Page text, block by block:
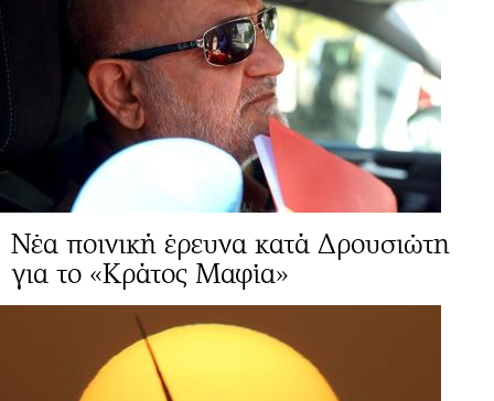
Νέα ποινική έρευνα κατά Δρουσιώτη
για το «Κράτος Μαφία»